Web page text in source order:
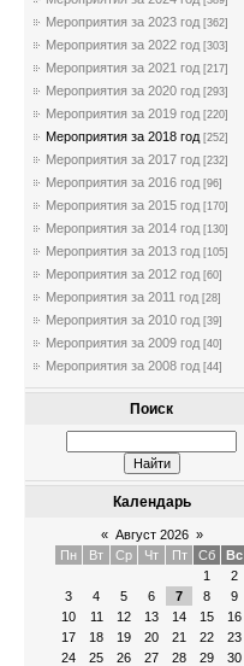
Мероприятия за 2023 год [362]
Мероприятия за 2022 год [303]
Мероприятия за 2021 год [217]
Мероприятия за 2020 год [293]
Мероприятия за 2019 год [220]
Мероприятия за 2018 год [252]
Мероприятия за 2017 год [232]
Мероприятия за 2016 год [96]
Мероприятия за 2015 год [170]
Мероприятия за 2014 год [130]
Мероприятия за 2013 год [105]
Мероприятия за 2012 год [60]
Мероприятия за 2011 год [28]
Мероприятия за 2010 год [39]
Мероприятия за 2009 год [40]
Мероприятия за 2008 год [44]
Поиск
Календарь
« Август 2026 »
Пн
Вт Ср Чт Пт Сб
Вс
1
2
3
4 5 6 7 8
9
10
11 12 13 14 15
16
17
18 19 20 21 22
23
24
25 26 27 28 29
30